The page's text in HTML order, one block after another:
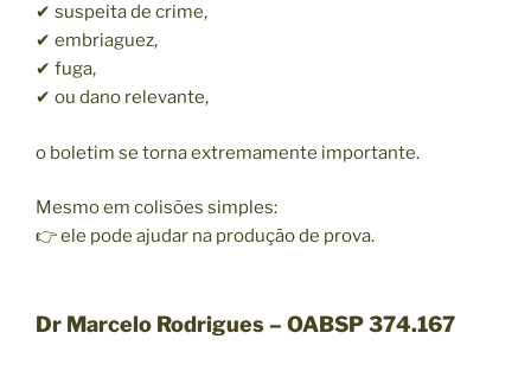
✔ suspeita de crime,
✔ embriaguez,
✔ fuga,
✔ ou dano relevante,
o boletim se torna extremamente importante.
Mesmo em colisões simples:
👉 ele pode ajudar na produção de prova.
Dr Marcelo Rodrigues – OABSP 374.167